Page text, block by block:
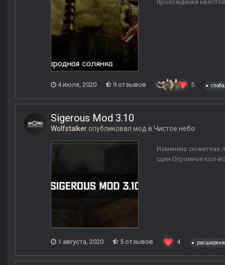
прохождения
4 июля, 2020 9 отзывов 5
Sigerous Mod 3.10
Wolfstalker опубликовал мод в Чистое небо
Изменена сюжетная
сцен.Огромное кол-
1 августа, 2020 5 отзывов 4